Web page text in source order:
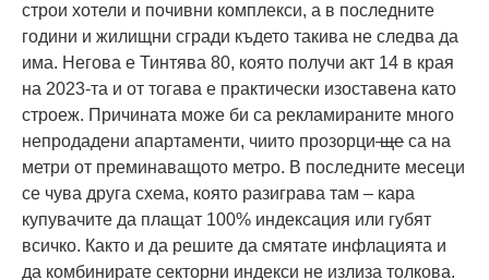
строи хотели и почивни комплекси, а в последните
години и жилищни сгради където такива не следва да
има. Негова е Тинтява 80, която получи акт 14 в края
на 2023-та и от тогава е практически изоставена като
строеж. Причината може би са рекламираните много
непродадени апартаменти, чиито прозорцище са на
метри от преминаващото метро. В последните месеци
се чува друга схема, която разиграва там – кара
купувачите да плащат 100% индексация или губят
всичко. Както и да решите да смятате инфлацията и
да комбинирате секторни индекси не излиза толкова.